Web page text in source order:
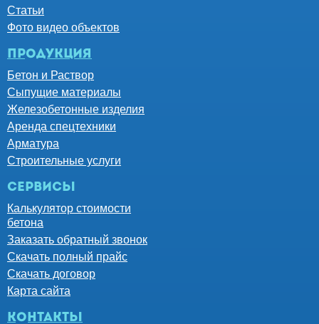
Статьи
Фото видео объектов
Продукция
Бетон и Раствор
Сыпущие материалы
Железобетонные изделия
Аренда спецтехники
Арматура
Строительные услуги
Сервисы
Калькулятор стоимости
бетона
Заказать обратный звонок
Скачать полный прайс
Скачать договор
Карта сайта
контакты